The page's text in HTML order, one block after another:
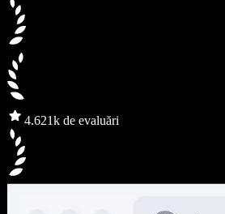
4.621k de evaluări